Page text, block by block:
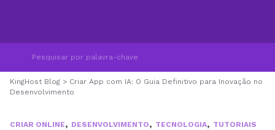
KingHost Blog > Criar App com IA: O Guia Definitivo para Inovação no
Desenvolvimento
CRIAR ONLINE, DESENVOLVIMENTO, TECNOLOGIA, TUTORIAIS